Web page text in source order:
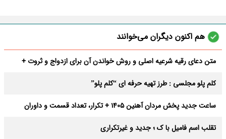
هم اکنون دیگران می‌خوانند
متن دعای رقیه شرعیه اصلی و روش خواندن آن برای ازدواج و ثروت +
کلم پلو مجلسی : طرز تهیه حرفه ای “کلم پلو”
ساعت جدید پخش مردان آهنین 1405 + تکرار، تعداد قسمت و داوران
تقلب اسم فامیل با ک ؛ جدید و غیرتکراری